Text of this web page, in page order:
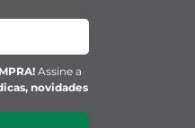
Assine a
novidades